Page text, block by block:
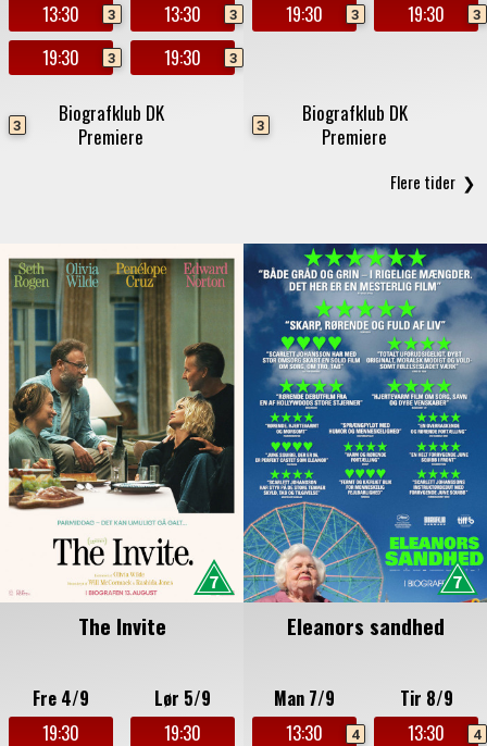
13:30
3
19:30 3
13:30
3
19:30 3
3
Biografklub DK
Premiere
19:30
3
19:30
3
3
Biografklub DK
Premiere
The Invite
Fre 4/9
19:30
Lør 5/9
19:30
Eleanors sandhed
Man 7/9
13:30
4
Tir 8/9
13:30
4